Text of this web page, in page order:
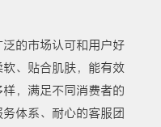
的市场认可和用户好
、贴合肌肤，能有效
，满足不同消费者的
体系、耐心的客服团